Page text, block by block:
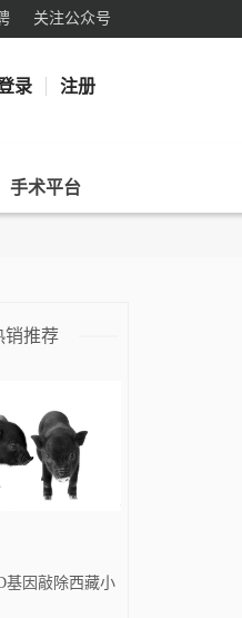
关注公众号
录 注册
手术平台
销推荐
基因敲除西藏小